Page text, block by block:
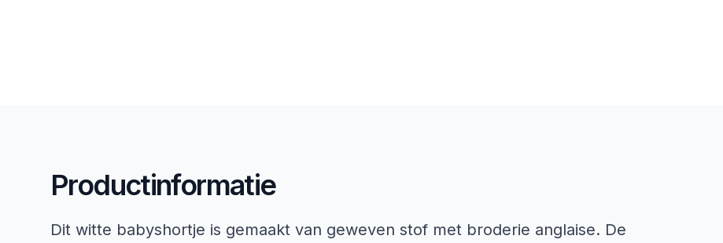
Productinformatie
Dit witte babyshortje is gemaakt van geweven stof met broderie anglaise. De